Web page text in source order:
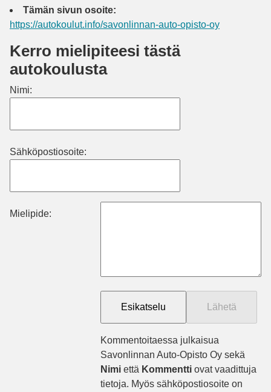
Tämän sivun osoite:
https://autokoulut.info/savonlinnan-auto-opisto-oy
Kerro mielipiteesi tästä
autokoulusta
Nimi:
Sähköpostiosoite:
Mielipide:
Kommentoitaessa julkaisua
Savonlinnan Auto-Opisto Oy sekä
Nimi että Kommentti ovat vaadittuja
tietoja. Myös sähköpostiosoite on